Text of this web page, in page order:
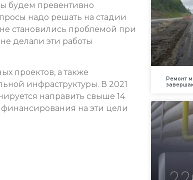
будем превентивно
надо решать на стадии
становились проблемой при
делали эти работы
проектов, а также
инфраструктуры. В 2021
направить свыше 14
финансирования на эти цели
Ремонт